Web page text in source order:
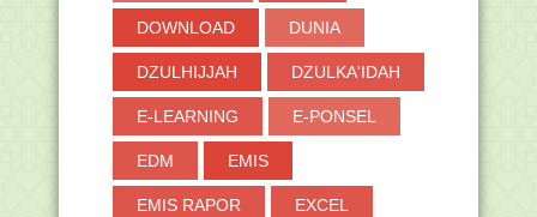
DOWNLOAD DUNIA
DZULHIJJAH DZULKA'IDAH
E-LEARNING E-PONSEL
EDM EMIS
EMIS RAPOR EXCEL